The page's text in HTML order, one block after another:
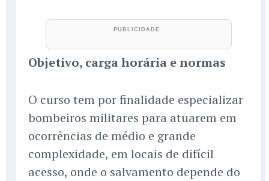
Objetivo, carga horária e normas
O curso tem por finalidade especializar
bombeiros militares para atuarem em
ocorrências de médio e grande
complexidade, em locais de difícil
acesso, onde o salvamento depende do